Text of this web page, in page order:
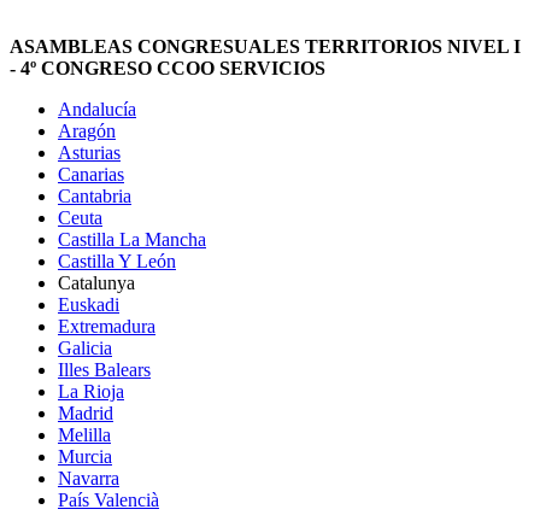
ASAMBLEAS CONGRESUALES TERRITORIOS NIVEL I
- 4º CONGRESO CCOO SERVICIOS
Andalucía
Aragón
Asturias
Canarias
Cantabria
Ceuta
Castilla La Mancha
Castilla Y León
Catalunya
Euskadi
Extremadura
Galicia
Illes Balears
La Rioja
Madrid
Melilla
Murcia
Navarra
País Valencià